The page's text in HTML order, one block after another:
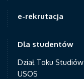
e-rekrutacja
Dla studentów
Dział Toku Studiów
USOS